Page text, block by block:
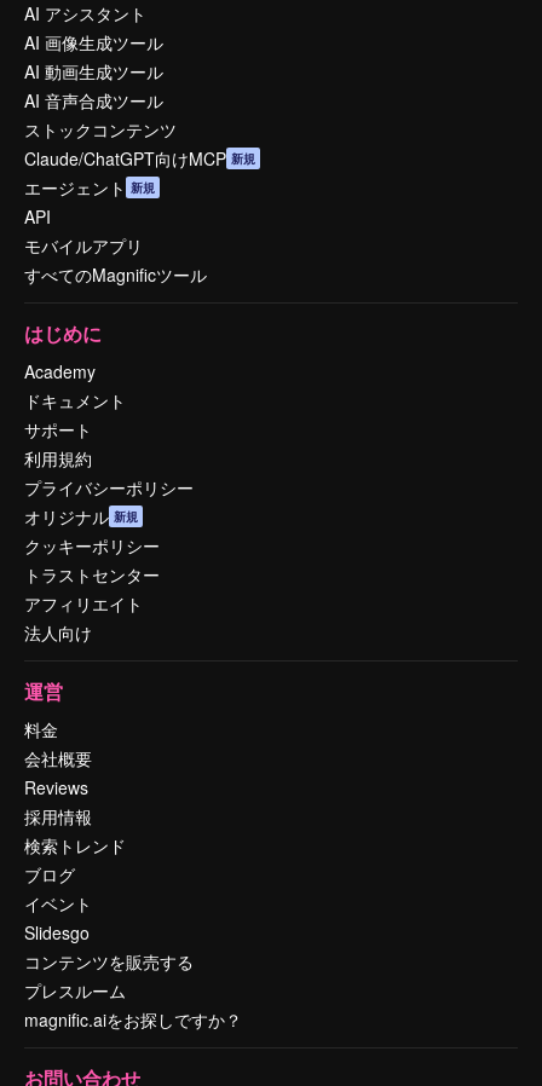
AI アシスタント
AI 画像生成ツール
AI 動画生成ツール
AI 音声合成ツール
ストックコンテンツ
Claude/ChatGPT向けMCP 新規
エージェント 新規
API
モバイルアプリ
すべてのMagnificツール
はじめに
Academy
ドキュメント
サポート
利用規約
プライバシーポリシー
オリジナル 新規
クッキーポリシー
トラストセンター
アフィリエイト
法人向け
運営
料金
会社概要
Reviews
採用情報
検索トレンド
ブログ
イベント
Slidesgo
コンテンツを販売する
プレスルーム
magnific.aiをお探しですか？
お問い合わせ